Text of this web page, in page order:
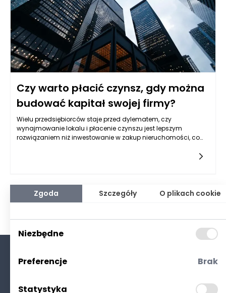
Czy warto płacić czynsz, gdy można
budować kapitał swojej firmy?
Wielu przedsiębiorców staje przed dylematem, czy
wynajmowanie lokalu i płacenie czynszu jest lepszym
rozwiązaniem niż inwestowanie w zakup nieruchomości, co
przedsiębiorcy dużymi kosztami związanymi z zakupem
nieruchomości. Z drugiej jednak strony, inwestycja w własny
lokal może przynieść wiele korzyści, które w dłuższej
przed podjęciem decyzji, warto również rozważyć możliwość
skorzystania z pożyczki na zakup nieruchomości dla firm, co
może znacznie ułatwić ten proces.
Zgoda Szczegóły O plikach cookie
Niezbędne
Preferencje Brak
Statystyka